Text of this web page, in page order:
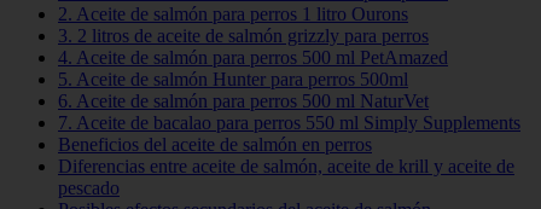
2. Aceite de salmón para perros 1 litro Ourons
3. 2 litros de aceite de salmón grizzly para perros
4. Aceite de salmón para perros 500 ml PetAmazed
5. Aceite de salmón Hunter para perros 500ml
6. Aceite de salmón para perros 500 ml NaturVet
7. Aceite de bacalao para perros 550 ml Simply Supplements
Beneficios del aceite de salmón en perros
Diferencias entre aceite de salmón, aceite de krill y aceite de
pescado